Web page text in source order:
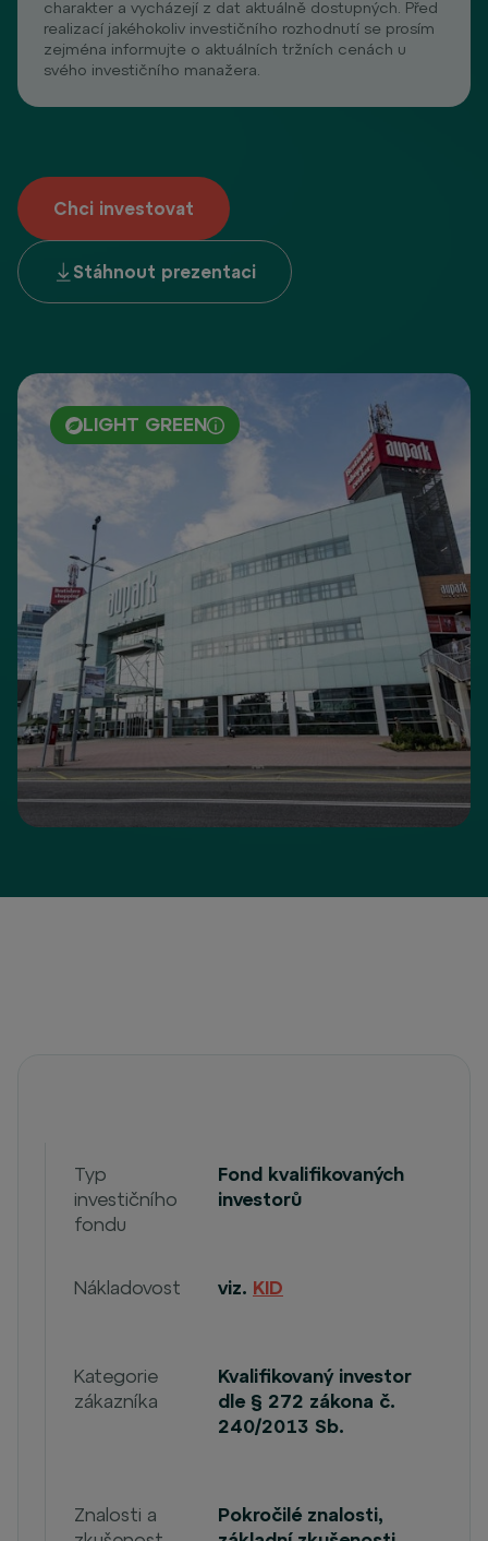
charakter a vycházejí z dat aktuálně dostupných. Před
realizací jakéhokoliv investičního rozhodnutí se prosím
zejména informujte o aktuálních tržních cenách u
svého investičního manažera.
Chci investovat
Stáhnout prezentaci
LIGHT GREEN
Typ
investičního
fondu
Fond kvalifikovaných
investorů
Nákladovost viz. KID
Kategorie
zákazníka
Kvalifikovaný investor
dle § 272 zákona č.
240/2013 Sb.
Znalosti a
Pokročilé znalosti,